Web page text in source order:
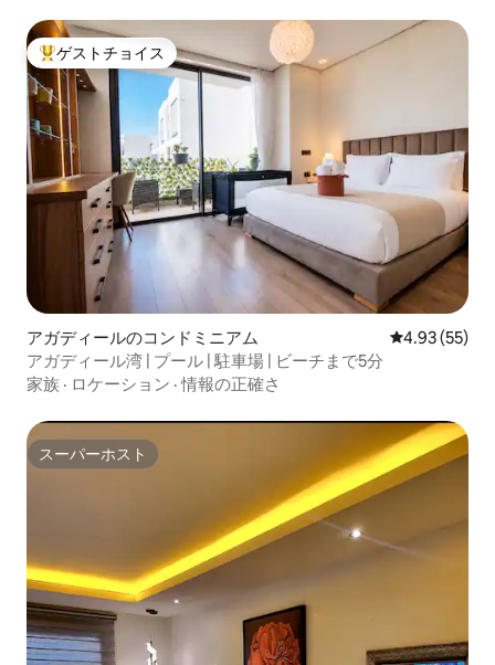
大好評のゲストチョイスです。
ゲストチョイス
アガディールのコンドミニアム レビュー55
4.93 (55)
アガディール湾 | プール | 駐車場 | ビーチまで5分
家族 · ロケーション ·情報の正確さ
スーパーホスト
スーパーホスト